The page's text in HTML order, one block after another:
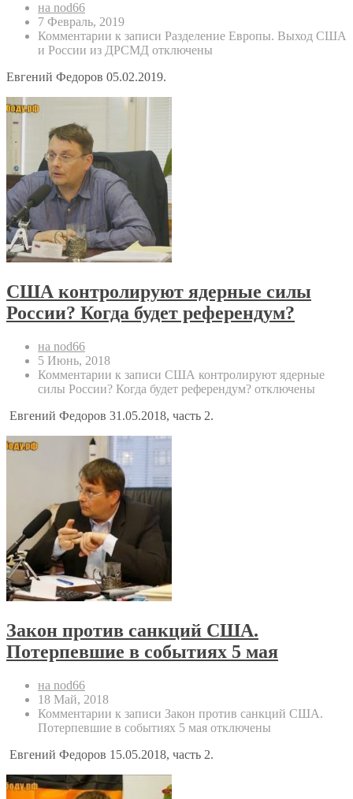
на nod66
7 Февраль, 2019
Комментарии к записи Разделение Европы. Выход США
и России из ДРСМД отключены
Евгений Федоров 05.02.2019.
США контролируют ядерные силы
России? Когда будет референдум?
на nod66
5 Июнь, 2018
Комментарии к записи США контролируют ядерные
силы России? Когда будет референдум? отключены
Евгений Федоров 31.05.2018, часть 2.
Закон против санкций США.
Потерпевшие в событиях 5 мая
на nod66
18 Май, 2018
Комментарии к записи Закон против санкций США.
Потерпевшие в событиях 5 мая отключены
Евгений Федоров 15.05.2018, часть 2.